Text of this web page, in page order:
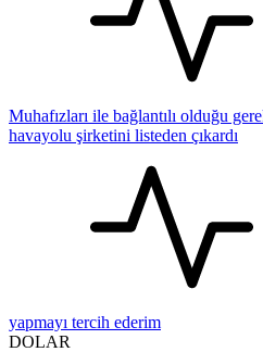
Muhafızları ile bağlantılı olduğu
havayolu şirketini listeden çıkardı
yapmayı tercih ederim
DOLAR